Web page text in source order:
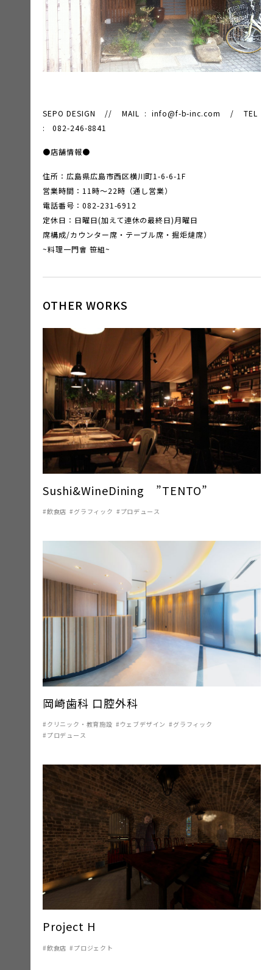
SEPO DESIGN // MAIL : info@f-b-inc.com / TEL
: 082-246-8841
●店舗情報●
住所：広島県広島市西区横川町1-6-6-1F
営業時間：11時～22時（通し営業）
電話番号：082-231-6912
定休日：日曜日(加えて連休の最終日)月曜日
席構成/カウンター席・テーブル席・掘炬燵席）
~料理一門會 笹組~
OTHER WORKS
Sushi&WineDining ”TENTO”
飲食店 グラフィック プロデュース
岡崎歯科 口腔外科
クリニック・教育施設 ウェブデザイン
グラフィック
プロデュース
Project H
飲食店 プロジェクト